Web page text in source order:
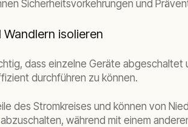
Sicherheitsvorkehrungen und
isolieren
dass einzelne Geräte
durchführen zu können.
des Stromkreises und können von
während mit einem